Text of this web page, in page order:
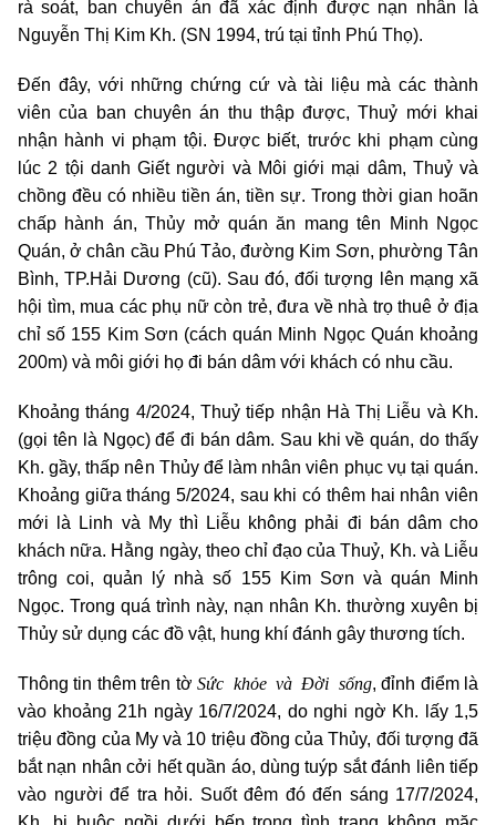
rà soát, ban chuyên án đã xác định được nạn nhân là
Nguyễn Thị Kim Kh. (SN 1994, trú tại tỉnh Phú Thọ).
Đến đây, với những chứng cứ và tài liệu mà các thành
viên của ban chuyên án thu thập được, Thuỷ mới khai
nhận hành vi phạm tội. Được biết, trước khi phạm cùng
lúc 2 tội danh Giết người và Môi giới mại dâm, Thuỷ và
chồng đều có nhiều tiền án, tiền sự. Trong thời gian hoãn
chấp hành án, Thủy mở quán ăn mang tên Minh Ngọc
Quán, ở chân cầu Phú Tảo, đường Kim Sơn, phường Tân
Bình, TP.Hải Dương (cũ). Sau đó, đối tượng lên mạng xã
hội tìm, mua các phụ nữ còn trẻ, đưa về nhà trọ thuê ở địa
chỉ số 155 Kim Sơn (cách quán Minh Ngọc Quán khoảng
200m) và môi giới họ đi bán dâm với khách có nhu cầu.
Khoảng tháng 4/2024, Thuỷ tiếp nhận Hà Thị Liễu và Kh.
(gọi tên là Ngọc) để đi bán dâm. Sau khi về quán, do thấy
Kh. gầy, thấp nên Thủy để làm nhân viên phục vụ tại quán.
Khoảng giữa tháng 5/2024, sau khi có thêm hai nhân viên
mới là Linh và My thì Liễu không phải đi bán dâm cho
khách nữa. Hằng ngày, theo chỉ đạo của Thuỷ, Kh. và Liễu
trông coi, quản lý nhà số 155 Kim Sơn và quán Minh
Ngọc. Trong quá trình này, nạn nhân Kh. thường xuyên bị
Thủy sử dụng các đồ vật, hung khí đánh gây thương tích.
Thông tin thêm trên tờSức khỏe và Đời sống, đỉnh điểm là
vào khoảng 21h ngày 16/7/2024, do nghi ngờ Kh. lấy 1,5
triệu đồng của My và 10 triệu đồng của Thủy, đối tượng đã
bắt nạn nhân cởi hết quần áo, dùng tuýp sắt đánh liên tiếp
vào người để tra hỏi. Suốt đêm đó đến sáng 17/7/2024,